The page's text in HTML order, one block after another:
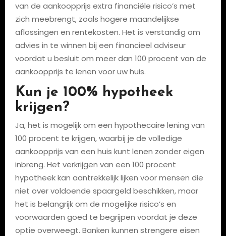
van de aankoopprijs extra financiële risico’s met
zich meebrengt, zoals hogere maandelijkse
aflossingen en rentekosten. Het is verstandig om
advies in te winnen bij een financieel adviseur
voordat u besluit om meer dan 100 procent van de
aankoopprijs te lenen voor uw huis.
Kun je 100% hypotheek
krijgen?
Ja, het is mogelijk om een hypothecaire lening van
100 procent te krijgen, waarbij je de volledige
aankoopprijs van een huis kunt lenen zonder eigen
inbreng. Het verkrijgen van een 100 procent
hypotheek kan aantrekkelijk lijken voor mensen die
niet over voldoende spaargeld beschikken, maar
het is belangrijk om de mogelijke risico’s en
voorwaarden goed te begrijpen voordat je deze
optie overweegt. Banken kunnen strengere eisen